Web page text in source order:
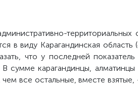
в виду Карагандинская
что у последней
сумме карагандинцы, алматинцы
чем все остальные, вместе